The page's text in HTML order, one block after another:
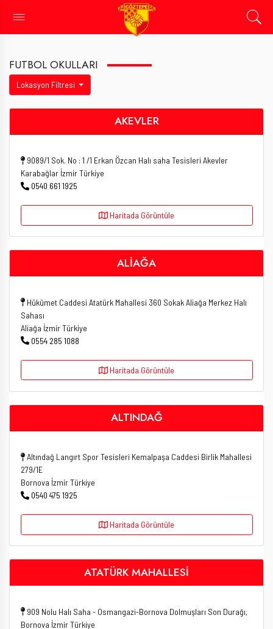
FUTBOL OKULLARI
Lokasyon Filtresi
AKEVLER
9089/1 Sok. No : 1 /1 Erkan Özcan Halı saha Tesisleri Akevler
Karabağlar İzmir Türkiye
0540 661 1925
Haritada Görüntüle
ALİAĞA
Hükümet Caddesi Atatürk Mahallesi 360 Sokak Aliağa Merkez Halı
Sahası
Aliağa İzmir Türkiye
0554 285 1088
Haritada Görüntüle
ALTINDAĞ
Altındağ Langırt Spor Tesisleri Kemalpaşa Caddesi Birlik Mahallesi
279/1E
Bornova İzmir Türkiye
0540 475 1925
Haritada Görüntüle
ATATÜRK MAHALLESİ
909 Nolu Halı Saha - Osmangazi-Bornova Dolmuşları Son Durağı,
Bornova İzmir Türkiye